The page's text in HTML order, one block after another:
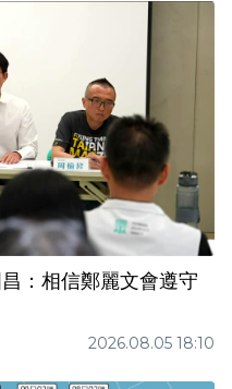
：相信鄭麗文會遵守
2026.08.05 18:10